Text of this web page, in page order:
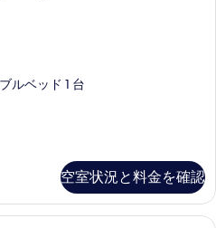
ルベッド 1 台
空室状況と料金を確認
高級寝具、羽毛の掛け布団、ミニバ